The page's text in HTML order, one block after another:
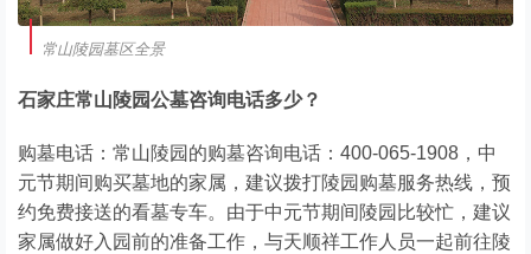
常山陵园墓区全景
石家庄常山陵园公墓咨询电话多少？
购墓电话：常山陵园的购墓咨询电话：400-065-1908，中
元节期间购买墓地的家属，建议拨打陵园购墓服务热线，预
约免费接送的看墓专车。由于中元节期间陵园比较忙，建议
家属做好入园前的准备工作，与天顺祥工作人员一起前往陵